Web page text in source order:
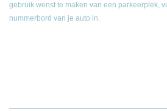
gebruik wenst te maken van een parkeerplek,
nummerbord van je auto in.